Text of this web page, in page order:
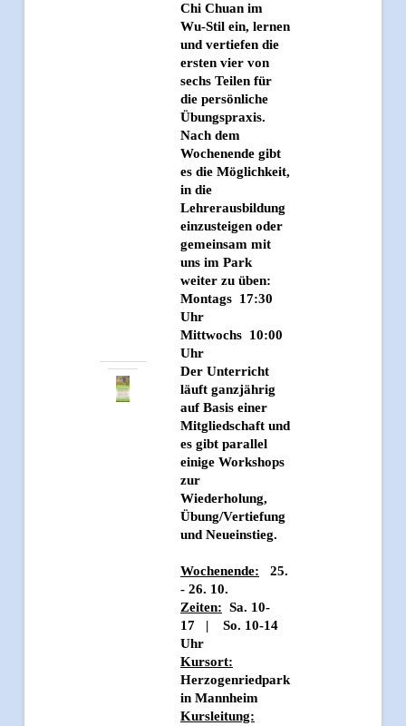
Chi Chuan im
Wu-Stil ein, lernen
und vertiefen die
ersten vier von
sechs Teilen für
die persönliche
Übungspraxis.
Nach dem
Wochenende gibt
es die Möglichkeit,
in die
Lehrerausbildung
einzusteigen oder
gemeinsam mit
uns im Park
weiter zu üben:
Montags 17:30
Uhr
Mittwochs 10:00
Uhr
Der Unterricht
läuft ganzjährig
auf Basis einer
Mitgliedschaft und
es gibt parallel
einige Workshops
zur
Wiederholung,
Übung/Vertiefung
und Neueinstieg.
Wochenende: 25.
- 26. 10.
Zeiten: Sa. 10-
17 | So. 10-14
Uhr
Kursort:
Herzogenriedpark
in Mannheim
Kursleitung: